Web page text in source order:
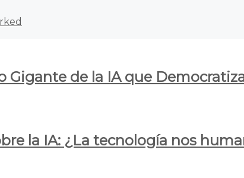
Gigante de la IA que
la IA: ¿La tecnología nos